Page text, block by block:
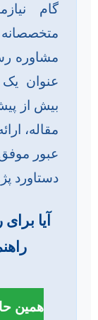
گام
مشاوره
عنوان یک
بیش از
مقاله،
عبور
دستاورد
آیا
همین